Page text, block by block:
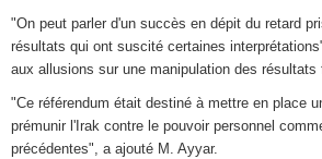
"On peut parler d'un succès en dépit du retard
résultats qui ont suscité certaines
aux allusions sur une manipulation des
"Ce référendum était destiné à mettre en place
prémunir l'Irak contre le pouvoir personnel
précédentes", a ajouté M. Ayyar.